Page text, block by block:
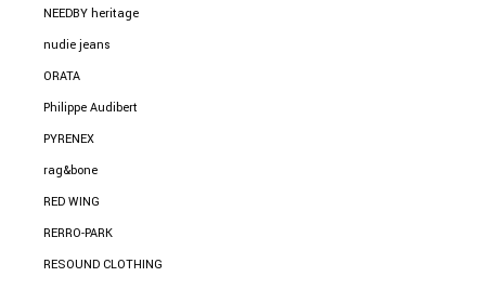
NEEDBY heritage
nudie jeans
ORATA
Philippe Audibert
PYRENEX
rag&bone
RED WING
RERRO-PARK
RESOUND CLOTHING